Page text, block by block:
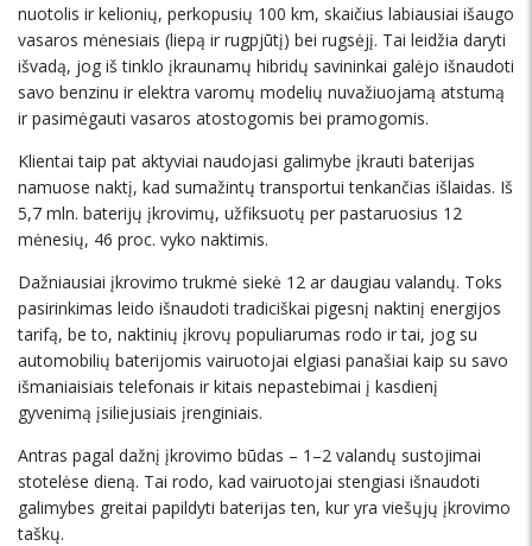
nuotolis ir kelionių, perkopusių 100 km, skaičius labiausiai išaugo
vasaros mėnesiais (liepą ir rugpjūtį) bei rugsėjį. Tai leidžia daryti
išvadą, jog iš tinklo įkraunamų hibridų savininkai galėjo išnaudoti
savo benzinu ir elektra varomų modelių nuvažiuojamą atstumą
ir pasimėgauti vasaros atostogomis bei pramogomis.
Klientai taip pat aktyviai naudojasi galimybe įkrauti baterijas
namuose naktį, kad sumažintų transportui tenkančias išlaidas. Iš
5,7 mln. baterijų įkrovimų, užfiksuotų per pastaruosius 12
mėnesių, 46 proc. vyko naktimis.
Dažniausiai įkrovimo trukmė siekė 12 ar daugiau valandų. Toks
pasirinkimas leido išnaudoti tradiciškai pigesnį naktinį energijos
tarifą, be to, naktinių įkrovų populiarumas rodo ir tai, jog su
automobilių baterijomis vairuotojai elgiasi panašiai kaip su savo
išmaniaisiais telefonais ir kitais nepastebimai į kasdienį
gyvenimą įsiliejusiais įrenginiais.
Antras pagal dažnį įkrovimo būdas – 1–2 valandų sustojimai
stotelėse dieną. Tai rodo, kad vairuotojai stengiasi išnaudoti
galimybes greitai papildyti baterijas ten, kur yra viešųjų įkrovimo
taškų.